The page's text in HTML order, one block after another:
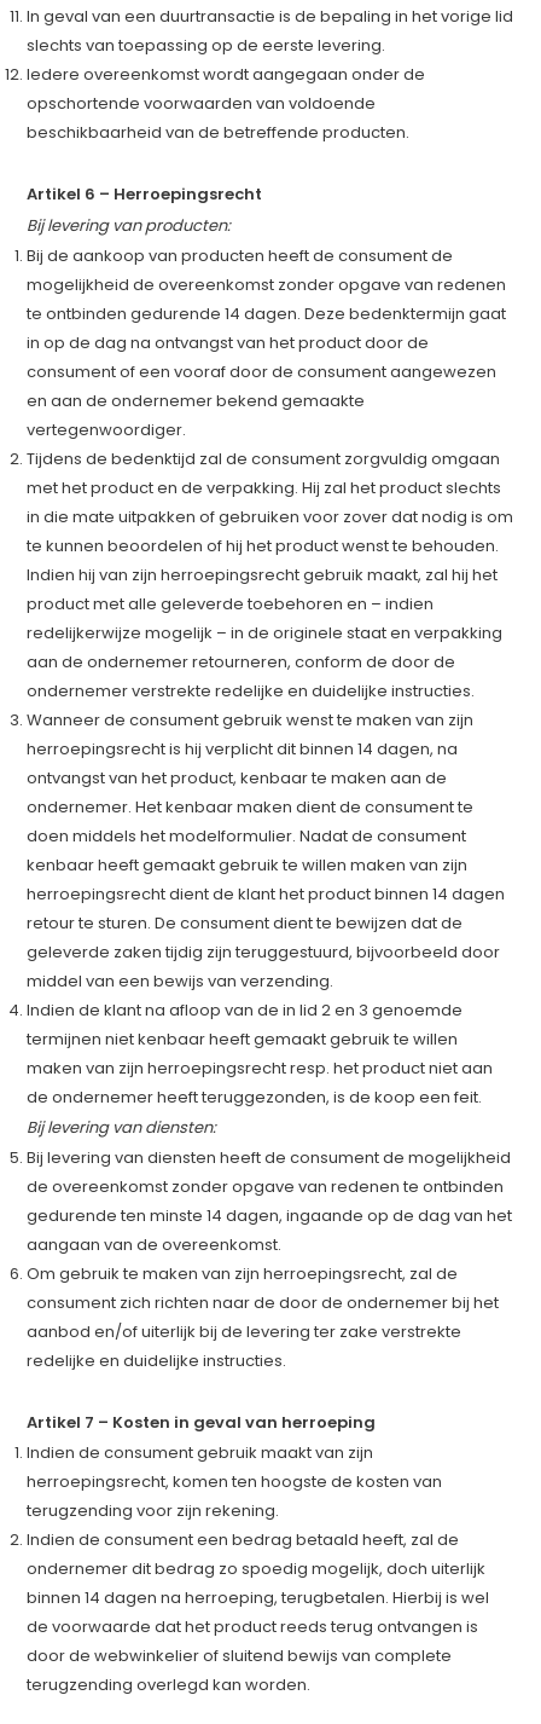
In geval van een duurtransactie is de bepaling in het vorige lid
slechts van toepassing op de eerste levering.
Iedere overeenkomst wordt aangegaan onder de
opschortende voorwaarden van voldoende
beschikbaarheid van de betreffende producten.
Artikel 6 – Herroepingsrecht
Bij levering van producten:
Bij de aankoop van producten heeft de consument de
mogelijkheid de overeenkomst zonder opgave van redenen
te ontbinden gedurende 14 dagen. Deze bedenktermijn gaat
in op de dag na ontvangst van het product door de
consument of een vooraf door de consument aangewezen
en aan de ondernemer bekend gemaakte
vertegenwoordiger.
Tijdens de bedenktijd zal de consument zorgvuldig omgaan
met het product en de verpakking. Hij zal het product slechts
in die mate uitpakken of gebruiken voor zover dat nodig is om
te kunnen beoordelen of hij het product wenst te behouden.
Indien hij van zijn herroepingsrecht gebruik maakt, zal hij het
product met alle geleverde toebehoren en – indien
redelijkerwijze mogelijk – in de originele staat en verpakking
aan de ondernemer retourneren, conform de door de
ondernemer verstrekte redelijke en duidelijke instructies.
Wanneer de consument gebruik wenst te maken van zijn
herroepingsrecht is hij verplicht dit binnen 14 dagen, na
ontvangst van het product, kenbaar te maken aan de
ondernemer. Het kenbaar maken dient de consument te
doen middels het modelformulier. Nadat de consument
kenbaar heeft gemaakt gebruik te willen maken van zijn
herroepingsrecht dient de klant het product binnen 14 dagen
retour te sturen. De consument dient te bewijzen dat de
geleverde zaken tijdig zijn teruggestuurd, bijvoorbeeld door
middel van een bewijs van verzending.
Indien de klant na afloop van de in lid 2 en 3 genoemde
termijnen niet kenbaar heeft gemaakt gebruik te willen
maken van zijn herroepingsrecht resp. het product niet aan
de ondernemer heeft teruggezonden, is de koop een feit.
Bij levering van diensten:
Bij levering van diensten heeft de consument de mogelijkheid
de overeenkomst zonder opgave van redenen te ontbinden
gedurende ten minste 14 dagen, ingaande op de dag van het
aangaan van de overeenkomst.
Om gebruik te maken van zijn herroepingsrecht, zal de
consument zich richten naar de door de ondernemer bij het
aanbod en/of uiterlijk bij de levering ter zake verstrekte
redelijke en duidelijke instructies.
Artikel 7 – Kosten in geval van herroeping
Indien de consument gebruik maakt van zijn
herroepingsrecht, komen ten hoogste de kosten van
terugzending voor zijn rekening.
Indien de consument een bedrag betaald heeft, zal de
ondernemer dit bedrag zo spoedig mogelijk, doch uiterlijk
binnen 14 dagen na herroeping, terugbetalen. Hierbij is wel
de voorwaarde dat het product reeds terug ontvangen is
door de webwinkelier of sluitend bewijs van complete
terugzending overlegd kan worden.